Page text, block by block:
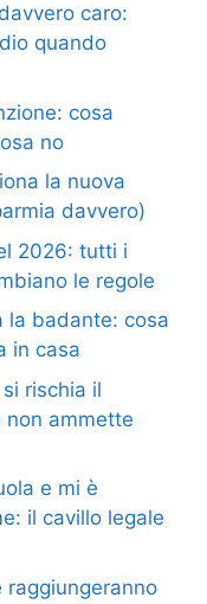
caro:
quando
cosa
no
la nuova
davvero)
2026: tutti i
le regole
la badante: cosa
in casa
rischia il
non ammette
e mi è
il cavillo legale